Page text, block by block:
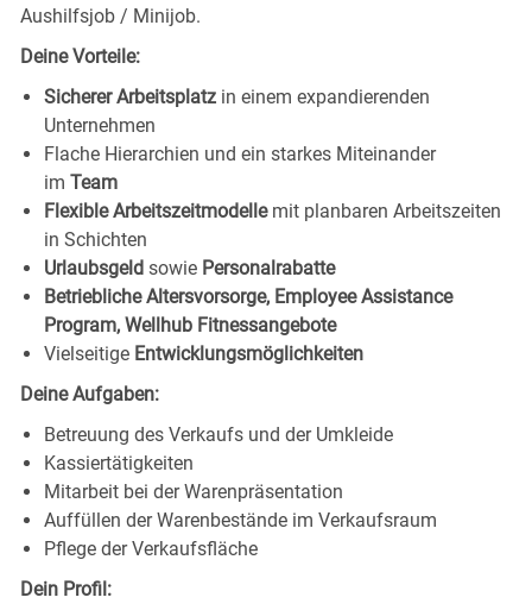
Aushilfsjob / Minijob.
Deine Vorteile:
Sicherer Arbeitsplatz in einem expandierenden
Unternehmen
Flache Hierarchien und ein starkes Miteinander
im Team
Flexible Arbeitszeitmodelle mit planbaren Arbeitszeiten
in Schichten
Urlaubsgeld sowie Personalrabatte
Betriebliche Altersvorsorge, Employee Assistance
Program, Wellhub Fitnessangebote
Vielseitige Entwicklungsmöglichkeiten
Deine Aufgaben:
Betreuung des Verkaufs und der Umkleide
Kassiertätigkeiten
Mitarbeit bei der Warenpräsentation
Auffüllen der Warenbestände im Verkaufsraum
Pflege der Verkaufsfläche
Dein Profil: